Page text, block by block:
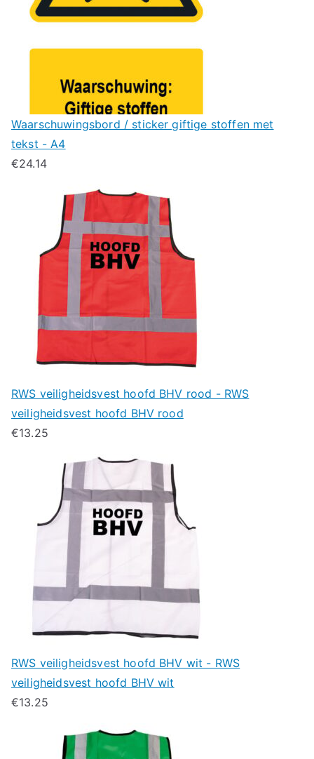
Waarschuwingsbord / sticker giftige stoffen met
tekst - A4
€24.14
RWS veiligheidsvest hoofd BHV rood - RWS
veiligheidsvest hoofd BHV rood
€13.25
RWS veiligheidsvest hoofd BHV wit - RWS
veiligheidsvest hoofd BHV wit
€13.25